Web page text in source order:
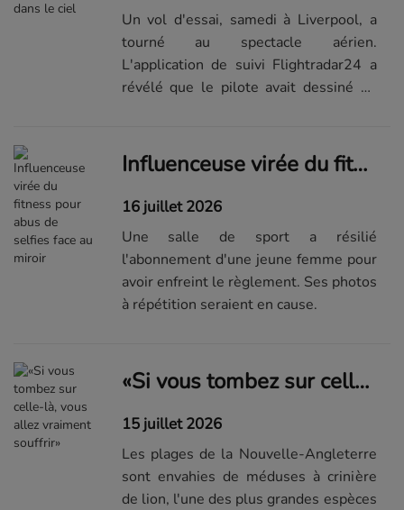
Un vol d'essai, samedi à Liverpool, a
tourné au spectacle aérien.
L'application de suivi Flightradar24 a
révélé que le pilote avait dessiné un
Influenceuse virée du fitness pour abus de selfies face au miroir
16 juillet 2026
Une salle de sport a résilié
l'abonnement d'une jeune femme pour
avoir enfreint le règlement. Ses photos
à répétition seraient en cause.
«Si vous tombez sur celle-là, vous allez vraiment souffrir»
15 juillet 2026
Les plages de la Nouvelle-Angleterre
sont envahies de méduses à crinière
de lion, l'une des plus grandes espèces